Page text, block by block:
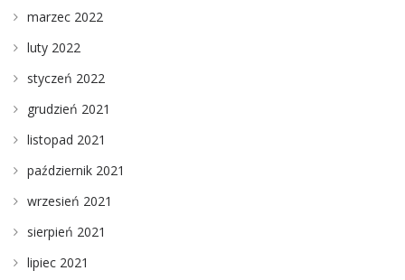
marzec 2022
luty 2022
styczeń 2022
grudzień 2021
listopad 2021
październik 2021
wrzesień 2021
sierpień 2021
lipiec 2021